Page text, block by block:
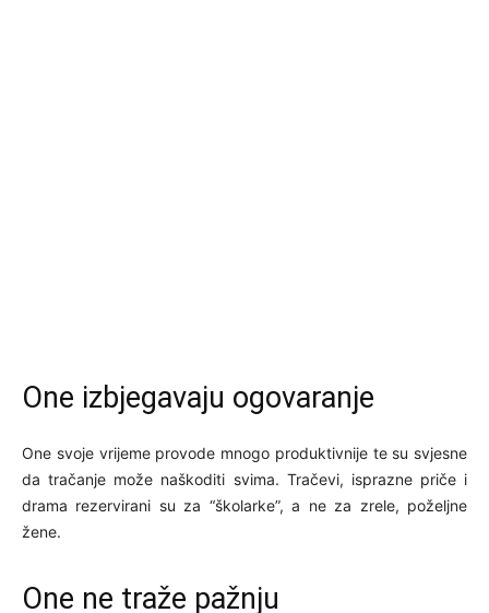
One izbjegavaju ogovaranje
One svoje vrijeme provode mnogo produktivnije te su svjesne
da tračanje može naškoditi svima. Tračevi, isprazne priče i
drama rezervirani su za “školarke”, a ne za zrele, poželjne
žene.
One ne traže pažnju